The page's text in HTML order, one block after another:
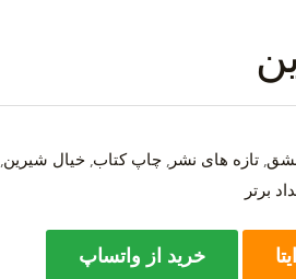
, تازه های نشر , چاپ کتاب, خیال شیرین,
برتر
خرید از واتساپ